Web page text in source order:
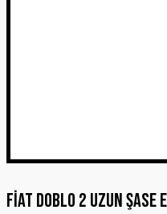
Fiat Doblo 2 Uzun Şase